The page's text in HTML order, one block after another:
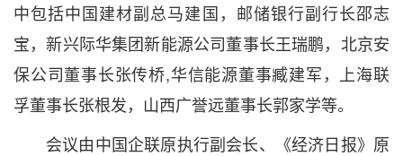
中包括中国建材副总马建国，邮储银行副行长邵志
宝，新兴际华集团新能源公司董事长王瑞鹏，北京安
保公司董事长张传桥,华信能源董事臧建军，上海联
孚董事长张根发，山西广誉远董事长郭家学等。
会议由中国企联原执行副会长、《经济日报》原